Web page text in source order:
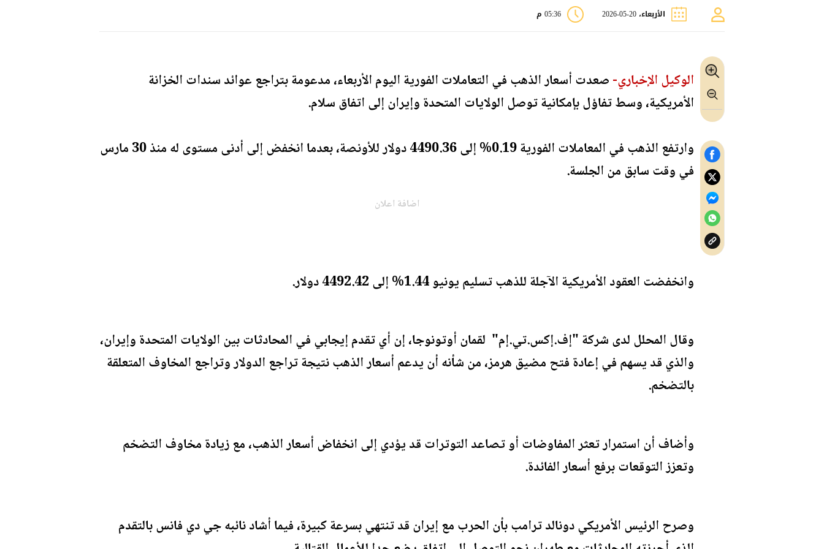
الأربعاء، 20-05-2026 05:36 م
الوكيل الإخباري-صعدت أسعار الذهب في التعاملات الفورية اليوم الأربعاء، مدعومة بتراجع عوائد سندات الخزانة
الأمريكية، وسط تفاؤل بإمكانية توصل الولايات المتحدة وإيران إلى اتفاق سلام.
وارتفع الذهب في المعاملات الفورية 0.19% إلى 4490.36 دولار للأونصة، بعدما ‌انخفض إلى أدنى مستوى له منذ 30 مارس
في وقت سابق من الجلسة.
اضافة اعلان
وانخفضت العقود الأمريكية الآجلة للذهب تسليم يونيو 1.44% إلى 4492.42 دولار.
وقال المحلل لدى شركة "إف.إكس.تي.إم" لقمان أوتونوجا، إن أي تقدم إيجابي في المحادثات بين الولايات المتحدة وإيران،
والذي قد يسهم في إعادة فتح مضيق هرمز، من شأنه أن يدعم أسعار الذهب نتيجة تراجع الدولار وتراجع المخاوف المتعلقة
بالتضخم.
وأضاف أن استمرار تعثر المفاوضات أو تصاعد التوترات قد يؤدي إلى انخفاض أسعار الذهب، مع زيادة مخاوف التضخم
وتعزز التوقعات برفع أسعار الفائدة.
وصرح الرئيس الأمريكي دونالد ترامب بأن الحرب مع إيران قد تنتهي بسرعة كبيرة، فيما أشاد نائبه جي دي فانس بالتقدم